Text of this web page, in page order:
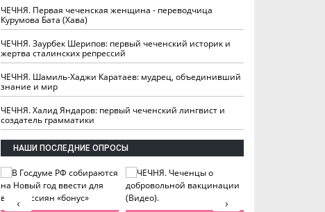
ЧЕЧНЯ. Первая чеченская женщина - переводчица
Курумова Бата (Хава)
ЧЕЧНЯ. Заурбек Шерипов: первый чеченский историк и
жертва сталинских репрессий
ЧЕЧНЯ. Шамиль-Хаджи Каратаев: мудрец, объединивший
знание и мир
ЧЕЧНЯ. Халид Яндаров: первый чеченский лингвист и
создатель грамматики
НАШИ ПОСЛЕДНИЕ ОПРОСЫ
›
‹